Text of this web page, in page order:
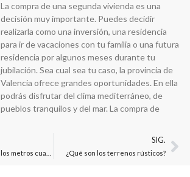
La compra de una segunda vivienda es una
decisión muy importante. Puedes decidir
realizarla como una inversión, una residencia
para ir de vacaciones con tu familia o una futura
residencia por algunos meses durante tu
jubilación. Sea cual sea tu caso, la provincia de
Valencia ofrece grandes oportunidades. En ella
podrás disfrutar del clima mediterráneo, de
pueblos tranquilos y del mar. La compra de
SIG.
¿Qué son los terrenos rústicos?